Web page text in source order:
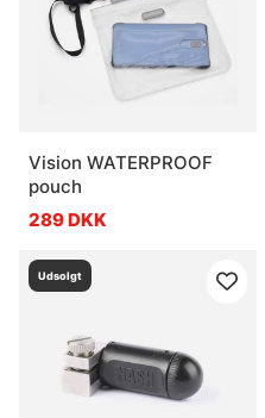
Vision WATERPROOF
pouch
289 DKK
Udsolgt